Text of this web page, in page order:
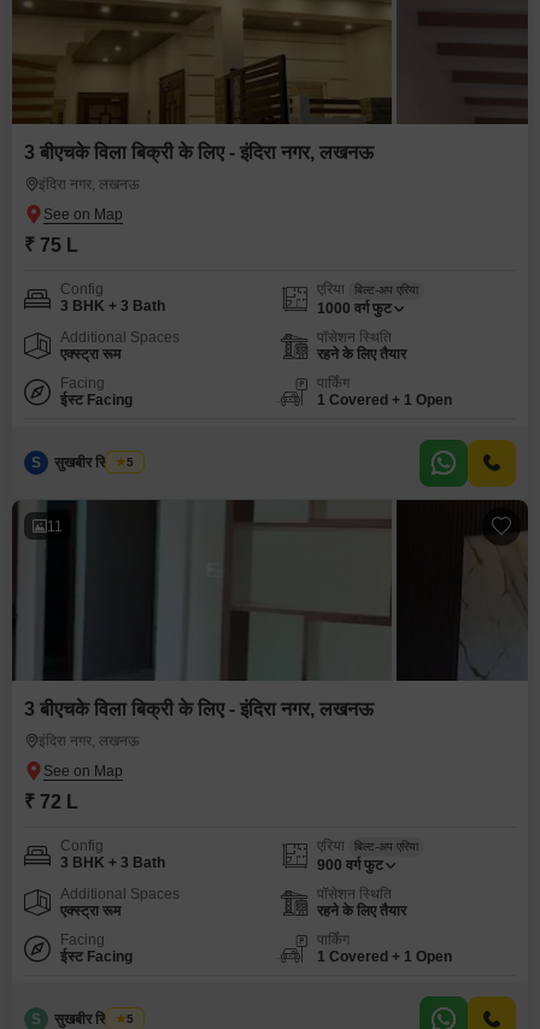
3 बीएचके विला बिक्री के लिए - इंदिरा नगर, लखनऊ
इंदिरा नगर, लखनऊ
₹ 75 L
Config
3 BHK + 3 Bath
एरिया बिल्ट-अप एरिया
1000 वर्ग फुट
Additional Spaces
एक्स्ट्रा रूम
पॉसेशन स्थिति
रहने के लिए तैयार
Facing
ईस्ट Facing
पार्किंग
1 Covered + 1 Open
S सुखबीर सिंह टोमर
5
11
3 बीएचके विला बिक्री के लिए - इंदिरा नगर, लखनऊ
इंदिरा नगर, लखनऊ
₹ 72 L
Config
3 BHK + 3 Bath
एरिया बिल्ट-अप एरिया
900 वर्ग फुट
Additional Spaces
एक्स्ट्रा रूम
पॉसेशन स्थिति
रहने के लिए तैयार
Facing
ईस्ट Facing
पार्किंग
1 Covered + 1 Open
S सुखबीर सिंह टोमर
5